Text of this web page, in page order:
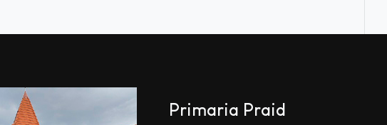
Primaria Praid